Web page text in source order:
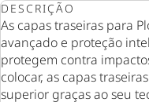
DESCRIÇÃO
As capas traseiras para
avançado e proteção
protegem contra
colocar, as capas
superior graças ao seu